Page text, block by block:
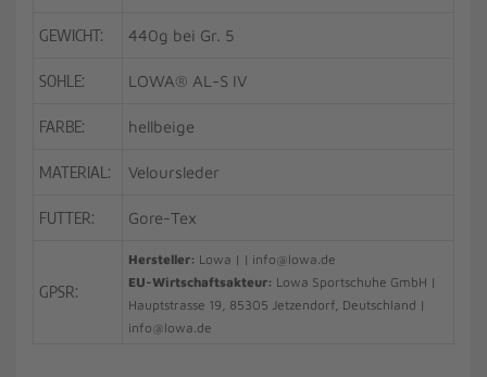
GEWICHT: 440g bei Gr. 5
SOHLE: LOWA® AL-S IV
FARBE: hellbeige
MATERIAL: Veloursleder
FUTTER: Gore-Tex
GPSR:
Hersteller: Lowa | | info@lowa.de
EU-Wirtschaftsakteur: Lowa Sportschuhe GmbH |
Hauptstrasse 19, 85305 Jetzendorf, Deutschland |
info@lowa.de